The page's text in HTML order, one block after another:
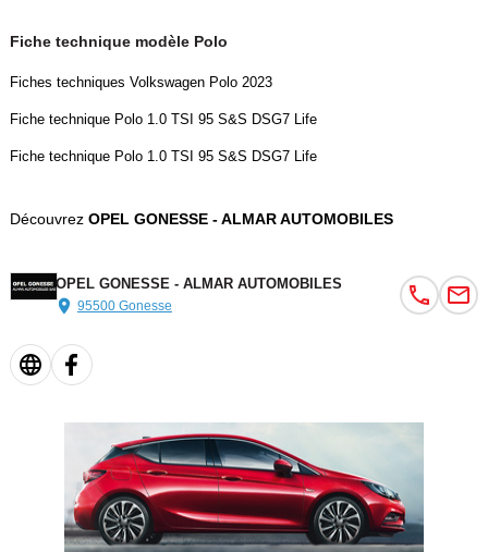
Fiche technique modèle Polo
Fiches techniques Volkswagen Polo 2023
Fiche technique Polo 1.0 TSI 95 S&S DSG7 Life
Fiche technique Polo 1.0 TSI 95 S&S DSG7 Life
Découvrez OPEL GONESSE - ALMAR AUTOMOBILES
OPEL GONESSE - ALMAR AUTOMOBILES
95500 Gonesse